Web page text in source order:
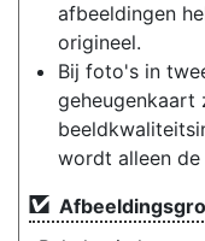
afbeeldingen
origineel.
Bij foto's in
geheugenkaart
wordt alleen de